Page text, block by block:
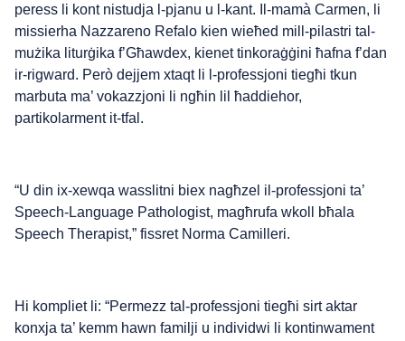
peress li kont nistudja l-pjanu u l-kant. Il-mamà Carmen, li
missierha Nazzareno Refalo kien wieħed mill-pilastri tal-
mużika liturġika f’Għawdex, kienet tinkoraġġini ħafna f’dan
ir-rigward. Però dejjem xtaqt li l-professjoni tiegħi tkun
marbuta ma’ vokazzjoni li ngħin lil ħaddiehor,
partikolarment it-tfal.
“U din ix-xewqa wasslitni biex nagħzel il-professjoni ta’
Speech-Language Pathologist, magħrufa wkoll bħala
Speech Therapist,” fissret Norma Camilleri.
Hi kompliet li: “Permezz tal-professjoni tiegħi sirt aktar
konxja ta’ kemm hawn familji u individwi li kontinwament